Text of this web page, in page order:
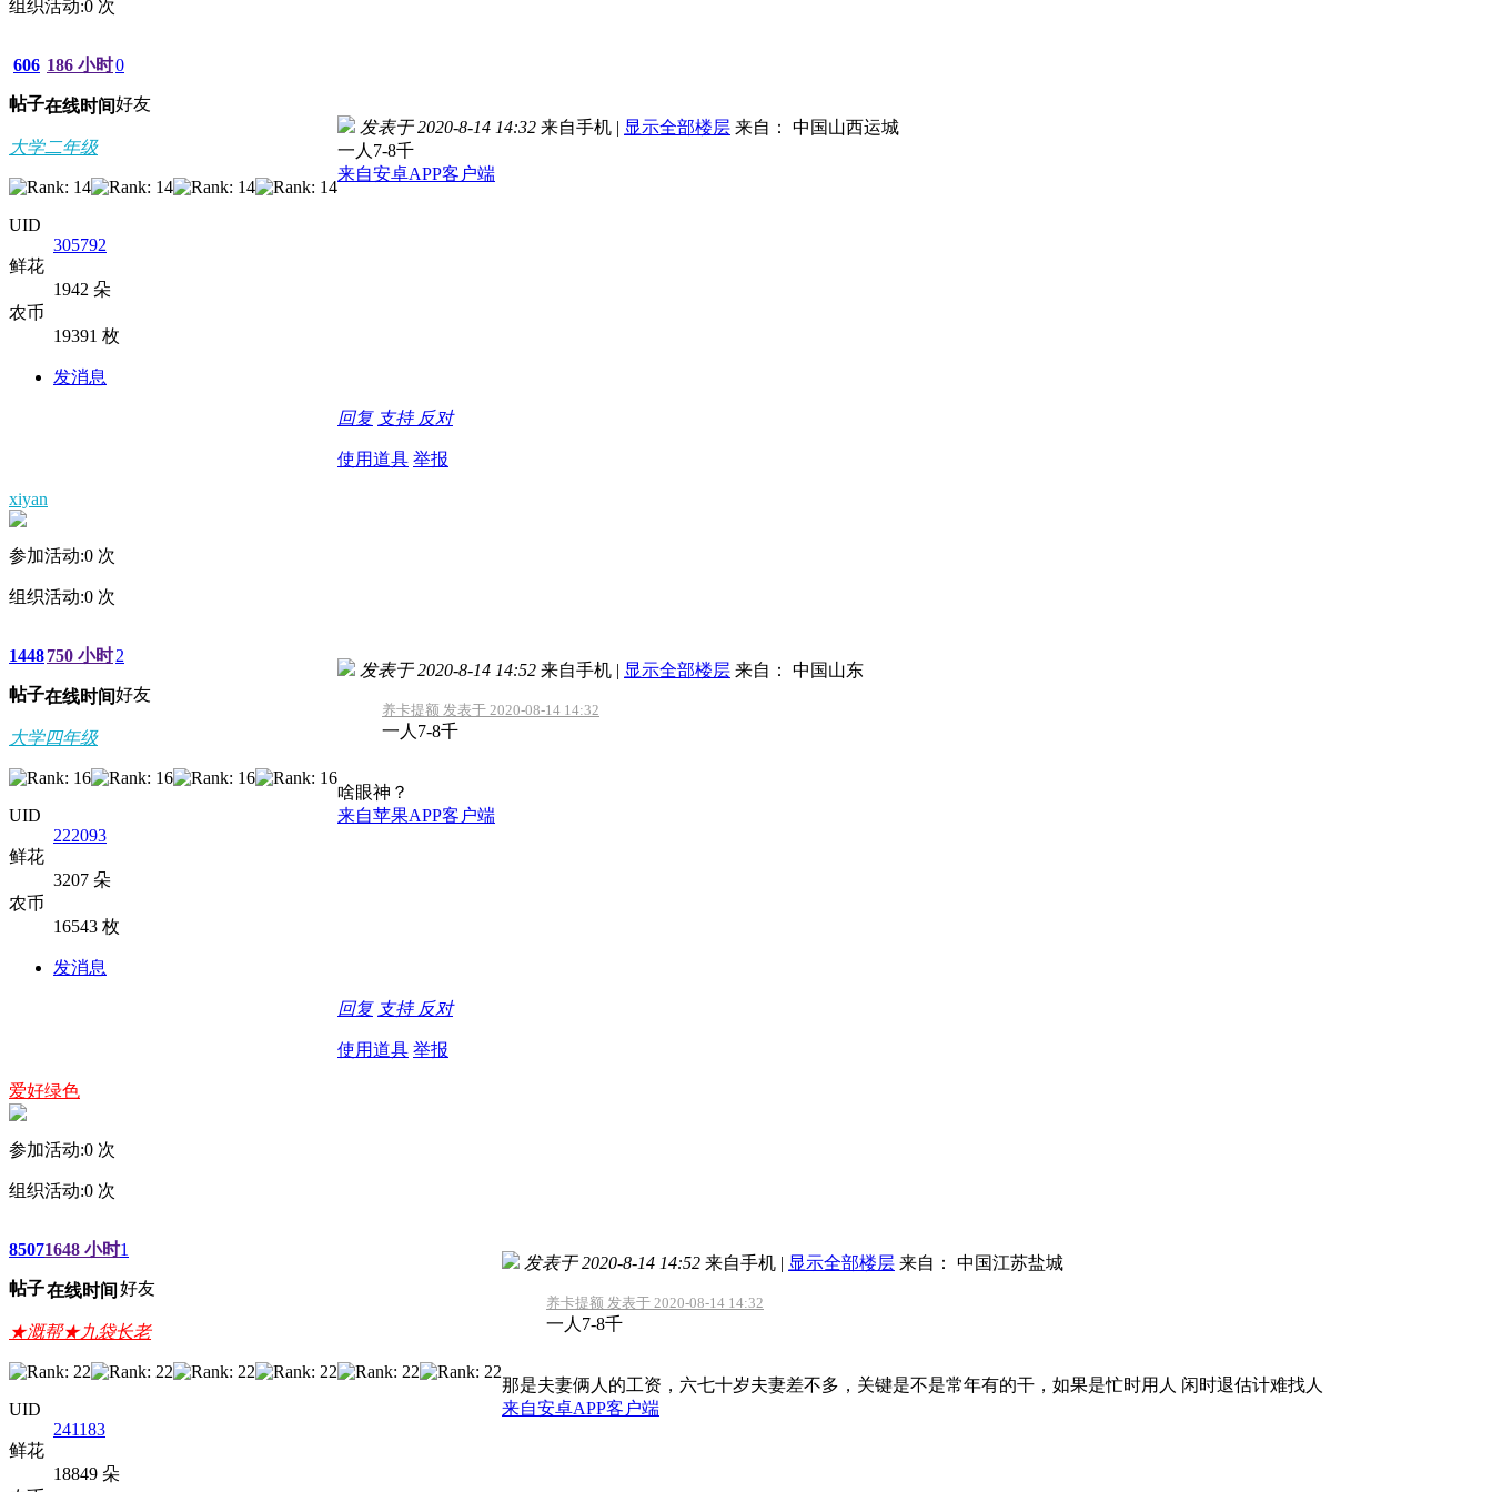
组织活动:0 次
606
帖子
186 小时
在线时间
0
好友
大学二年级
UID
305792
鲜花
1942 朵
农币
19391 枚
发消息
发表于 2020-8-14 14:32 来自手机 | 显示全部楼层 来自： 中国山西运城
一人7-8千
来自安卓APP客户端
回复 支持 反对
使用道具 举报
xiyan
参加活动:0 次
组织活动:0 次
1448
帖子
750 小时
在线时间
2
好友
大学四年级
UID
222093
鲜花
3207 朵
农币
16543 枚
发消息
发表于 2020-8-14 14:52 来自手机 | 显示全部楼层 来自： 中国山东
养卡提额 发表于 2020-08-14 14:32
一人7-8千
啥眼神？
来自苹果APP客户端
回复 支持 反对
使用道具 举报
爱好绿色
参加活动:0 次
组织活动:0 次
8507
帖子
1648 小时
在线时间
1
好友
★溉帮★九袋长老
UID
241183
鲜花
18849 朵
发表于 2020-8-14 14:52 来自手机 | 显示全部楼层 来自： 中国江苏盐城
养卡提额 发表于 2020-08-14 14:32
一人7-8千
那是夫妻俩人的工资，六七十岁夫妻差不多，关键是不是常年有的干，如果是忙时用人 闲时退估计难找人
来自安卓APP客户端